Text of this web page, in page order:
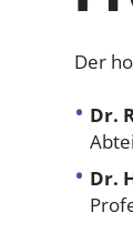
Der
Dr.
Dr.